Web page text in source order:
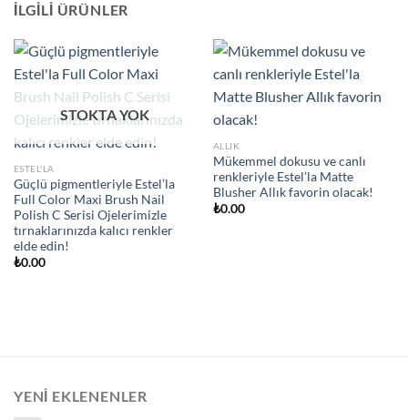
İLGILI ÜRÜNLER
STOKTA YOK
ESTEL'LA
Güçlü pigmentleriyle Estel’la
Full Color Maxi Brush Nail
Polish C Serisi Ojelerimizle
tırnaklarınızda kalıcı renkler
elde edin!
₺0.00
ALLIK
Mükemmel dokusu ve canlı
renkleriyle Estel’la Matte
Blusher Allık favorin olacak!
₺0.00
YENI EKLENENLER